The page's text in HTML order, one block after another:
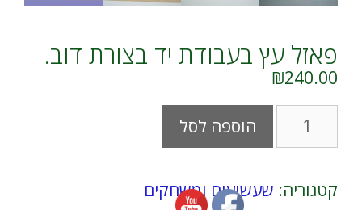
פאזל עץ בעבודת יד בצורת דוב.
₪240.00
כמות
פאזל
בעבודת
יד
הוספה לסל
r
n קטגוריה: שעשועים ומשחקים